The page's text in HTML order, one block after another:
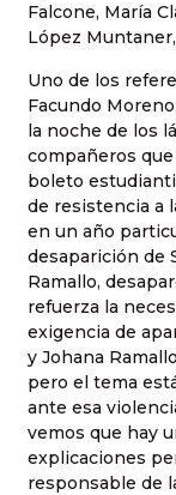
Falcone, María
López
Uno de los
Facundo
la noche de los
compañeros
boleto
de resistencia a
en un año
desaparición de
Ramallo,
refuerza la
exigencia de
y Johana
pero el tema
ante esa
vemos que hay
explicaciones
responsable de